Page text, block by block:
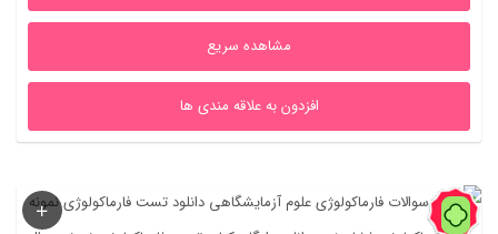
مشاهده سریع
افزدون به علاقه مندی ها
41%